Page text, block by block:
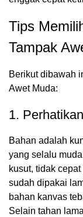
Tips
Tampak
Berikut dibawah
Awet Muda:
1.
Bahan adalah
yang selalu
kusut, tidak
sudah dipakai
bahan kanvas
Selain tahan